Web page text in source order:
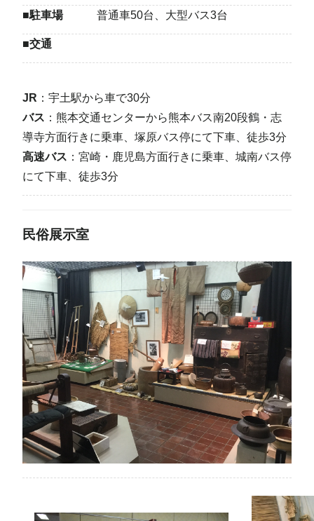
■駐車場普通車50台、大型バス3台
■交通
JR ：宇土駅から車で30分
バス ：熊本交通センターから熊本バス南20段鶴・志
導寺方面行きに乗車、塚原バス停にて下車、徒歩3分
高速バス ：宮崎・鹿児島方面行きに乗車、城南バス停
にて下車、徒歩3分
民俗展示室